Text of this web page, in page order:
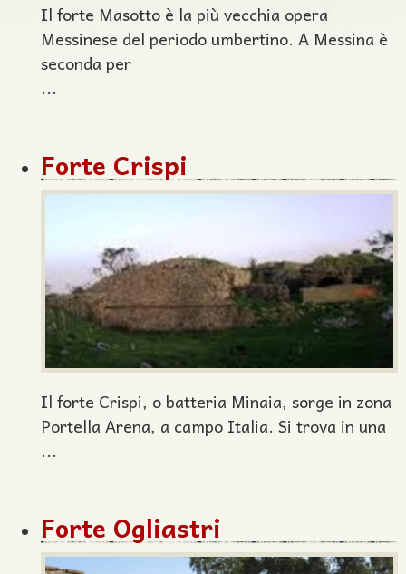
Il forte Masotto è la più vecchia opera
Messinese del periodo umbertino. A Messina è
seconda per
...
Forte Crispi
Il forte Crispi, o batteria Minaia, sorge in zona
Portella Arena, a campo Italia. Si trova in una
...
Forte Ogliastri